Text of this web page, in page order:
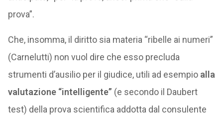
prova”.
Che, insomma, il diritto sia materia “ribelle ai numeri”
(Carnelutti) non vuol dire che esso precluda
strumenti d’ausilio per il giudice, utili ad esempio alla
valutazione “intelligente” (e secondo il Daubert
test) della prova scientifica addotta dal consulente